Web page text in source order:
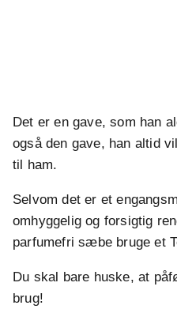
Det er en gave, som han
også den gave, han altid
til ham.
Selvom det er et
omhyggelig og forsigtig
parfumefri sæbe bruge et
Du skal bare huske, at
brug!